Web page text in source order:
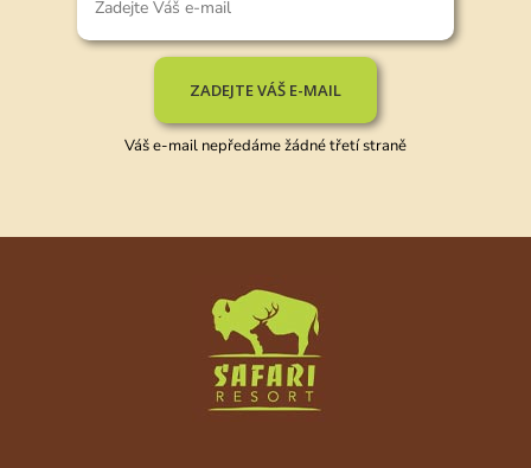
ZADEJTE VÁŠ E-MAIL
Váš e-mail nepředáme žádné třetí straně